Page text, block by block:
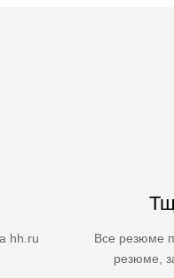
hh.ru
Все резюме
резюме,